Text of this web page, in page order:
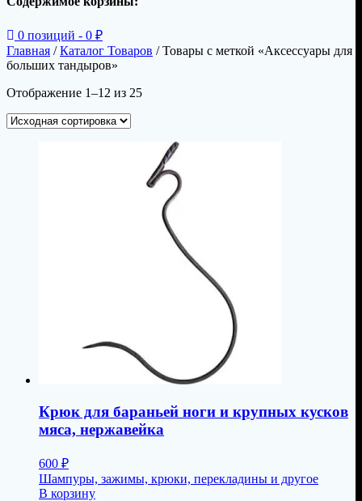
0 позиций - 0 ₽
Главная /Каталог Товаров / Товары с меткой «Аксессуары для
больших тандыров»
Отображение 1–12 из 25
Крюк для бараньей ноги и крупных кусков
мяса, нержавейка
600 ₽
Шампуры, зажимы, крюки, перекладины и другое
В корзину